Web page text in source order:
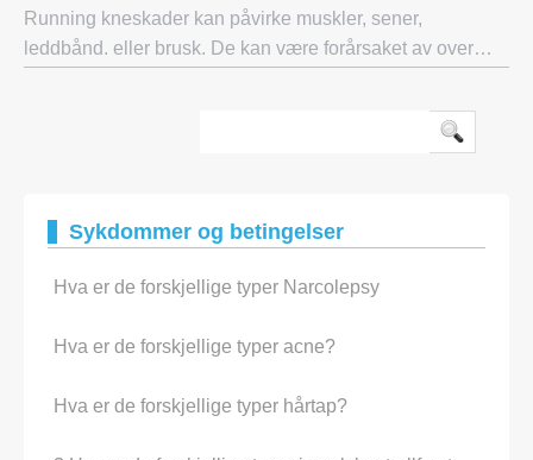
Running kneskader kan påvirke muskler, sener,
leddbånd, eller brusk. De kan være forårsaket av over
Sykdommer og betingelser
Hva er de forskjellige typer Narcolepsy
Hva er de forskjellige typer acne?
Hva er de forskjellige typer hårtap?